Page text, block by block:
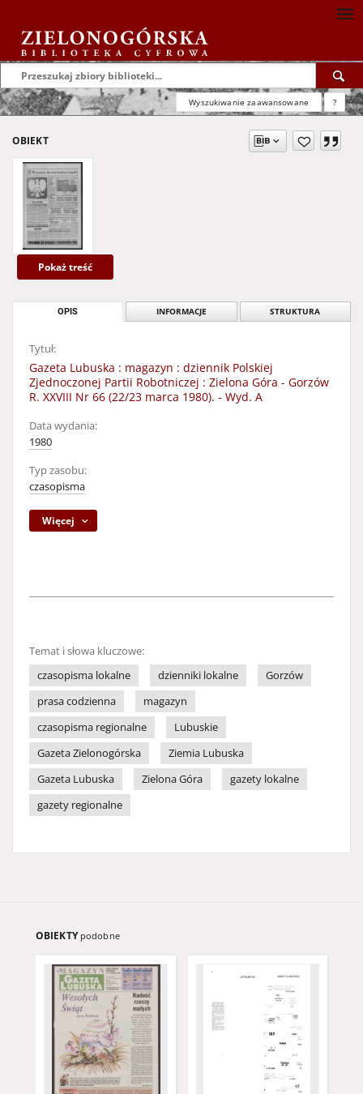
Wyszukiwanie zaawansowane ?
OBIEKT
Pokaż treść
OPIS INFORMACJE STRUKTURA
Tytuł:
Gazeta Lubuska : magazyn : dziennik Polskiej
Zjednoczonej Partii Robotniczej : Zielona Góra - Gorzów
R. XXVIII Nr 66 (22/23 marca 1980). - Wyd. A
Data wydania:
1980
Typ zasobu:
czasopisma
Więcej
Temat i słowa kluczowe:
czasopisma lokalne
dzienniki lokalne
Gorzów
prasa codzienna
magazyn
czasopisma regionalne
Lubuskie
Gazeta Zielonogórska
Ziemia Lubuska
Gazeta Lubuska
Zielona Góra
gazety lokalne
gazety regionalne
OBIEKTY podobne